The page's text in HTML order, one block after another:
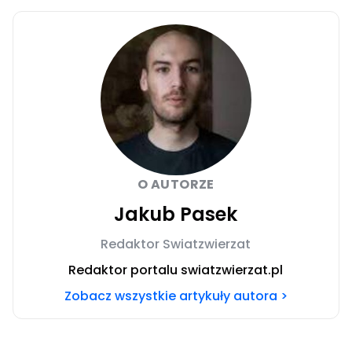
O AUTORZE
Jakub Pasek
Redaktor Swiatzwierzat
Redaktor portalu swiatzwierzat.pl
Zobacz wszystkie artykuły autora >